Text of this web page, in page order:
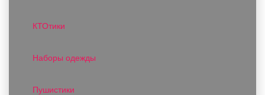
КТОтики
Наборы одежды
Пушистики